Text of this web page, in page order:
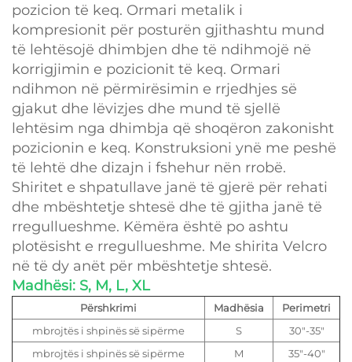
pozicion të keq. Ormari metalik i
kompresionit për posturën gjithashtu mund
të lehtësojë dhimbjen dhe të ndihmojë në
korrigjimin e pozicionit të keq. Ormari
ndihmon në përmirësimin e rrjedhjes së
gjakut dhe lëvizjes dhe mund të sjellë
lehtësim nga dhimbja që shoqëron zakonisht
pozicionin e keq. Konstruksioni ynë me peshë
të lehtë dhe dizajn i fshehur nën rrobë.
Shiritet e shpatullave janë të gjerë për rehati
dhe mbështetje shtesë dhe të gjitha janë të
rregullueshme. Këmëra është po ashtu
plotësisht e rregullueshme. Me shirita Velcro
në të dy anët për mbështetje shtesë.
Madhësi: S, M, L, XL
Përshkrimi Madhësia
Perimetri
mbrojtës i shpinës së sipërme
S
30"-35"
mbrojtës i shpinës së sipërme
M 35"-40"